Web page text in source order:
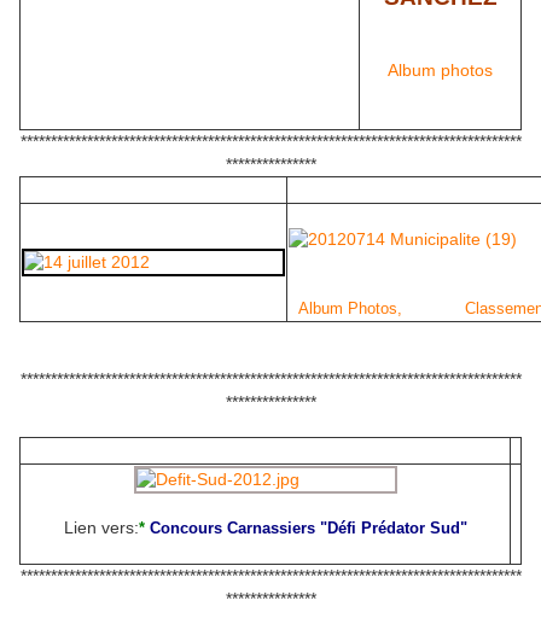
Album photos
***********************************************************************************
***************
Album Photos,
***********************************************************************************
***************
Lien vers:* Concours Carnassiers "Défi Prédator Sud"
***********************************************************************************
***************